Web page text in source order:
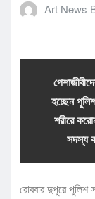
Art News
হচ্ছেন
শরীরে
সদস্য
রোববার দুপুরে